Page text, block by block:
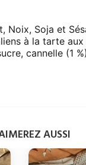
Noix, Soja et
à la tarte
cannelle (1
AUSSI